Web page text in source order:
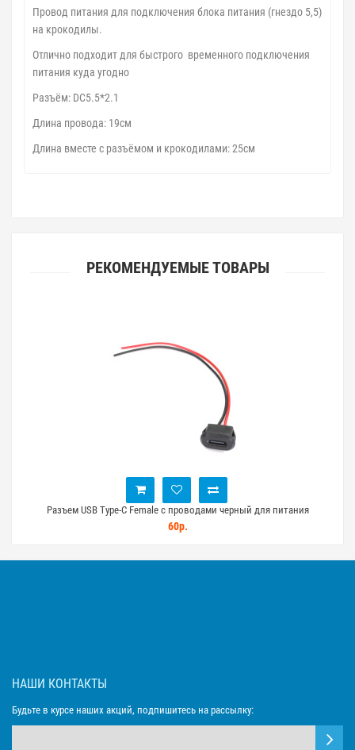
Провод питания для подключения блока питания (гнездо 5,5)
на крокодилы.
Отлично подходит для быстрого временного подключения
питания куда угодно
Разъём: DC5.5*2.1
Длина провода: 19см
Длина вместе с разъёмом и крокодилами: 25см
РЕКОМЕНДУЕМЫЕ ТОВАРЫ
Разъем USB Type-C Female с проводами черный для питания
встраиваемый
60р.
НАШИ КОНТАКТЫ
Будьте в курсе наших акций, подпишитесь на рассылку: